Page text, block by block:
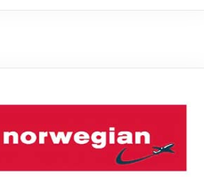
hos VY här.